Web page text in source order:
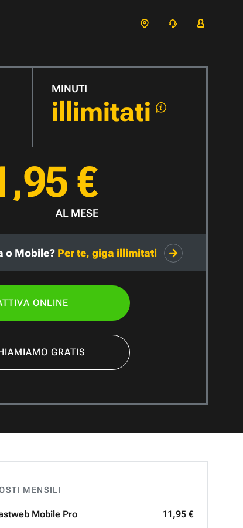
MINUTI
illimitati
€
AL MESE
o Mobile? Per te, giga illimitati
ONLINE
GRATIS
MENSILI
Mobile Pro 11,95 €